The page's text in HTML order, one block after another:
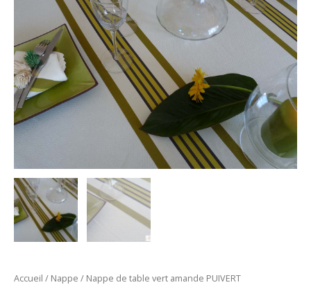
Accueil / Nappe / Nappe de table vert amande PUIVERT